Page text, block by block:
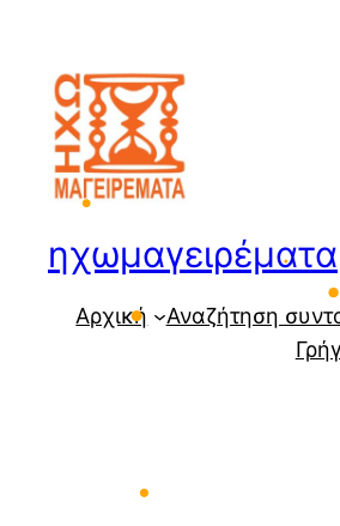
•
•
περιεχόμενο
ηχωμαγειρέματα
Αρχική Αναζήτηση